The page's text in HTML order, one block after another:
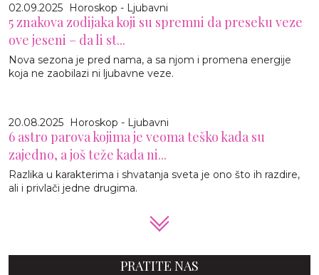
02.09.2025 Horoskop - Ljubavni
5 znakova zodijaka koji su spremni da preseku veze
ove jeseni – da li st...
Nova sezona je pred nama, a sa njom i promena energije
koja ne zaobilazi ni ljubavne veze.
20.08.2025 Horoskop - Ljubavni
6 astro parova kojima je veoma teško kada su
zajedno, a još teže kada ni...
Razlika u karakterima i shvatanja sveta je ono što ih razdire,
ali i privlači jedne drugima.
PRATITE NAS